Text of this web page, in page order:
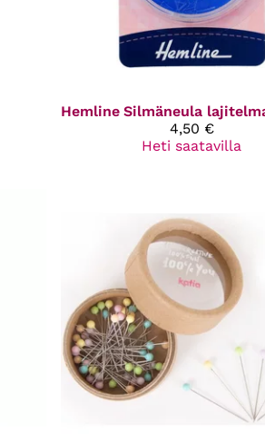
Hemline
4,50 €
Heti saatavilla